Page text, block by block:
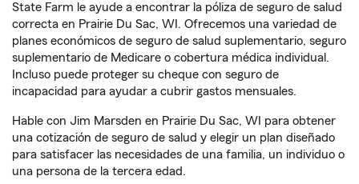
State Farm le ayude a encontrar la póliza de seguro de salud
correcta en Prairie Du Sac, WI. Ofrecemos una variedad de
planes económicos de seguro de salud suplementario, seguro
suplementario de Medicare o cobertura médica individual.
Incluso puede proteger su cheque con seguro de
incapacidad para ayudar a cubrir gastos mensuales.
Hable con Jim Marsden en Prairie Du Sac, WI para obtener
una cotización de seguro de salud y elegir un plan diseñado
para satisfacer las necesidades de una familia, un individuo o
una persona de la tercera edad.